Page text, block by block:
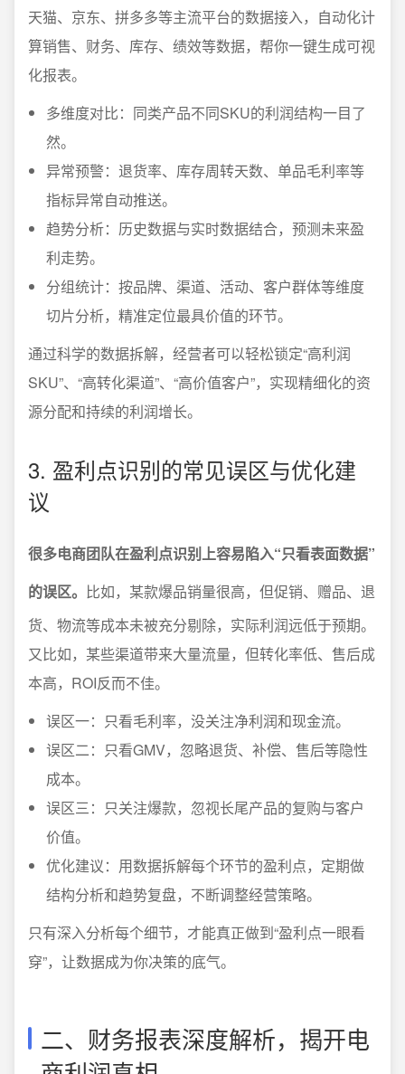
天猫、京东、拼多多等主流平台的数据接入，自动化计
算销售、财务、库存、绩效等数据，帮你一键生成可视
化报表。
多维度对比：同类产品不同SKU的利润结构一目了
然。
异常预警：退货率、库存周转天数、单品毛利率等
指标异常自动推送。
趋势分析：历史数据与实时数据结合，预测未来盈
利走势。
分组统计：按品牌、渠道、活动、客户群体等维度
切片分析，精准定位最具价值的环节。
通过科学的数据拆解，经营者可以轻松锁定“高利润
SKU”、“高转化渠道”、“高价值客户”，实现精细化的资
源分配和持续的利润增长。
3. 盈利点识别的常见误区与优化建
议
很多电商团队在盈利点识别上容易陷入“只看表面数据”
的误区。 比如，某款爆品销量很高，但促销、赠品、退
货、物流等成本未被充分剔除，实际利润远低于预期。
又比如，某些渠道带来大量流量，但转化率低、售后成
本高，ROI反而不佳。
误区一：只看毛利率，没关注净利润和现金流。
误区二：只看GMV，忽略退货、补偿、售后等隐性
成本。
误区三：只关注爆款，忽视长尾产品的复购与客户
价值。
优化建议：用数据拆解每个环节的盈利点，定期做
结构分析和趋势复盘，不断调整经营策略。
只有深入分析每个细节，才能真正做到“盈利点一眼看
穿”，让数据成为你决策的底气。
二、财务报表深度解析，揭开电